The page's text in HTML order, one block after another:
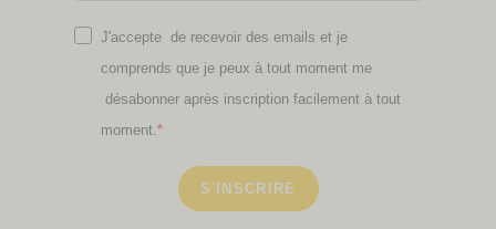
J'accepte de recevoir des emails et je
comprends que je peux à tout moment me
désabonner après inscription facilement à tout
moment.
S'INSCRIRE